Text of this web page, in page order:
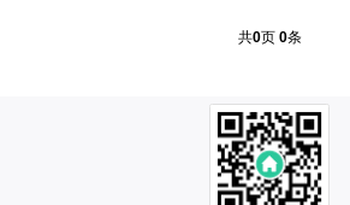
共0页 0条